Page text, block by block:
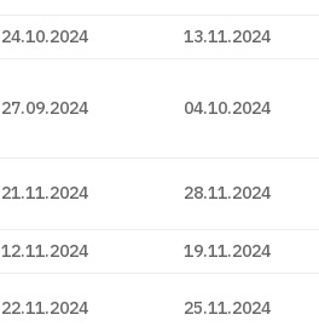
24.10.2024 13.11.2024
27.09.2024 04.10.2024
21.11.2024 28.11.2024
12.11.2024 19.11.2024
22.11.2024 25.11.2024